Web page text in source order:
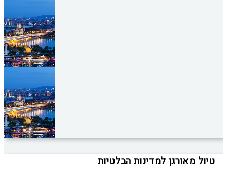
טיול מאורגן למדינות הבלטיות